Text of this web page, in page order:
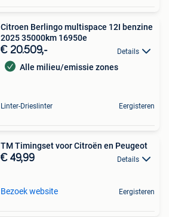
Citroen Berlingo multispace 12I benzine
2025 35000km 16950e
€ 20.509,- Details
Alle milieu/emissie zones
Linter-Drieslinter Eergisteren
TM Timingset voor Citroën en Peugeot
€ 49,99 Details
Bezoek website Eergisteren